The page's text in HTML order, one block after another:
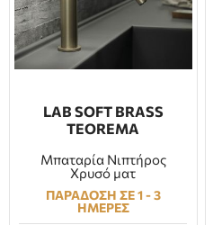
LAB SOFT BRASS
TEOREMA
Μπαταρία Νιπτήρος
Χρυσό ματ
ΠΑΡΑΔΟΣΗ ΣΕ 1 - 3
ΗΜΕΡΕΣ